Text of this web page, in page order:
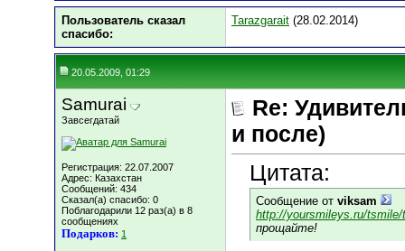
Пользователь сказал
cпасибо:
Tarazgarait (28.02.2014)
20.05.2009, 01:29
Samurai
Завсегдатай
Регистрация: 22.07.2007
Адрес: Казахстан
Сообщений: 434
Сказал(а) спасибо: 0
Поблагодарили 12 раз(а) в 8
сообщениях
Подарков: 1
Re:
и после)
Цитата:
Сообщение от viksam
http://yoursmileys.ru/tsmile/
прощайте!